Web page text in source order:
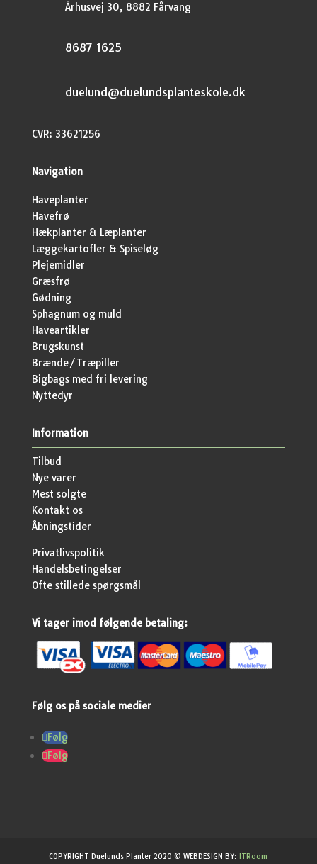
Århusvej 30, 8882 Fårvang
8687 1625
duelund@duelundsplanteskole.dk
CVR: 33621256
Navigation
Haveplanter
Havefrø
Hækplanter & Læplanter
Læggekartofler & Spiseløg
Plejemidler
Græsfrø
Gødning
Sphagnum og muld
Haveartikler
Brugskunst
Brænde/Træpiller
Bigbags med fri levering
Nyttedyr
Information
Tilbud
Nye varer
Mest solgte
Kontakt os
Åbningstider
Privatlivspolitik
Handelsbetingelser
Ofte stillede spørgsmål
Vi tager imod følgende betaling:
Følg os på sociale medier
Følg
Følg
COPYRIGHT Duelunds Planter 2020 © WEBDESIGN BY: ITRoom